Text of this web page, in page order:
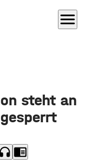
menu
steht an
headphones chrome_reader_mode